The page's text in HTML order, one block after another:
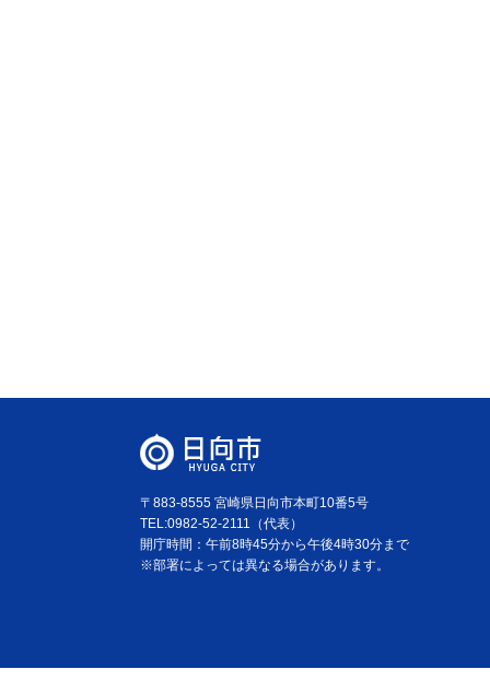
〒883-8555 宮崎県日向市本町10番5号
TEL:0982-52-2111（代表）
開庁時間：午前8時45分から午後4時30分まで
※部署によっては異なる場合があります。